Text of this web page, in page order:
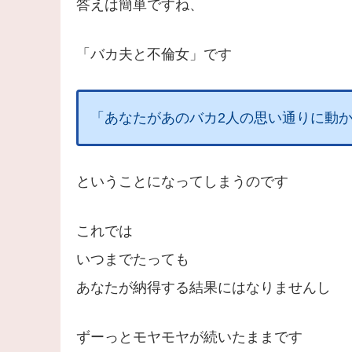
答えは簡単ですね、
「バカ夫と不倫女」です
「あなたがあのバカ2人の思い通りに動
ということになってしまうのです
これでは
いつまでたっても
あなたが納得する結果にはなりませんし
ずーっとモヤモヤが続いたままです